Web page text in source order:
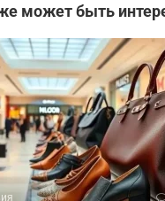
может быть